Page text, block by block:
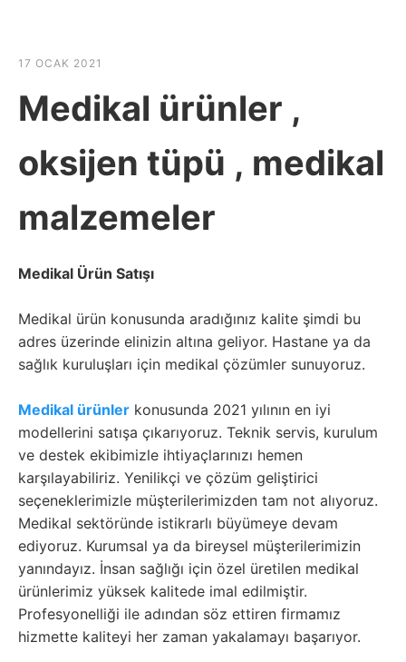
17 OCAK 2021
Medikal ürünler ,
oksijen tüpü , medikal
malzemeler
Medikal Ürün Satışı
Medikal ürün konusunda aradığınız kalite şimdi bu
adres üzerinde elinizin altına geliyor. Hastane ya da
sağlık kuruluşları için medikal çözümler sunuyoruz.
Medikal ürünler konusunda 2021 yılının en iyi
modellerini satışa çıkarıyoruz. Teknik servis, kurulum
ve destek ekibimizle ihtiyaçlarınızı hemen
karşılayabiliriz. Yenilikçi ve çözüm geliştirici
seçeneklerimizle müşterilerimizden tam not alıyoruz.
Medikal sektöründe istikrarlı büyümeye devam
ediyoruz. Kurumsal ya da bireysel müşterilerimizin
yanındayız. İnsan sağlığı için özel üretilen medikal
ürünlerimiz yüksek kalitede imal edilmiştir.
Profesyonelliği ile adından söz ettiren firmamız
hizmette kaliteyi her zaman yakalamayı başarıyor.